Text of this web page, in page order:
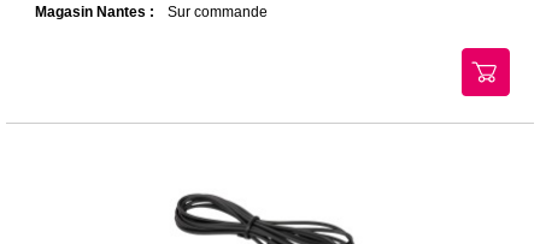
Magasin Nantes :
Sur commande